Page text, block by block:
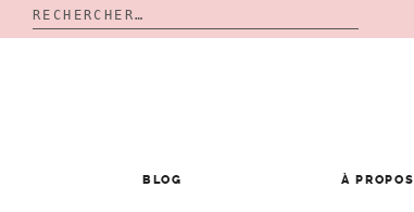
Rechercher :
BLOG À PROPOS